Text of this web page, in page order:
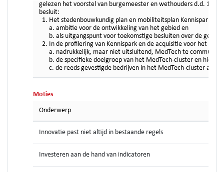
gelezen het voorstel van burgemeester en wethouders d.d. 11
besluit:
Het stedenbouwkundig plan en mobiliteitsplan Kennispark
a. ambitie voor de ontwikkeling van het gebied en
b. als uitgangspunt voor toekomstige besluiten over de
In de profilering van Kennispark en de acquisitie voor het
a. nadrukkelijk, maar niet uitsluitend, MedTech te
b. de specifieke doelgroep van het MedTech-cluster en
c. de reeds gevestigde bedrijven in het MedTech-cluster
Moties
Onderwerp
Innovatie past niet altijd in bestaande regels
Investeren aan de hand van indicatoren